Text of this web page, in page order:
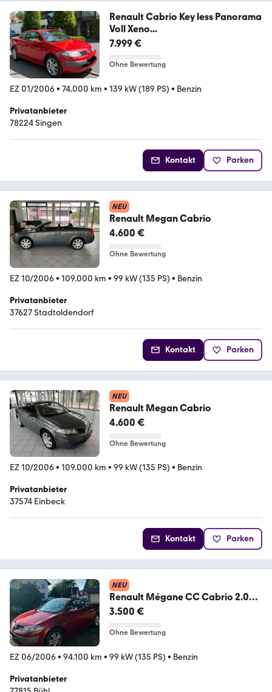
Renault Cabrio Key less Panorama
Voll Xeno...
7.999 €
Ohne Bewertung
EZ 01/2006• 74.000 km • 139 kW (189 PS) • Benzin
Privatanbieter
78224 Singen
Kontakt Parken
NEU
Renault Megan Cabrio
4.600 €
Ohne Bewertung
EZ 10/2006• 109.000 km • 99 kW (135 PS) • Benzin
Privatanbieter
37627 Stadtoldendorf
Kontakt Parken
NEU
Renault Megan Cabrio
4.600 €
Ohne Bewertung
EZ 10/2006• 109.000 km • 99 kW (135 PS) • Benzin
Privatanbieter
37574 Einbeck
Kontakt Parken
NEU
Renault Mégane CC Cabrio 2.0
16V Hardtop
3.500 €
Ohne Bewertung
EZ 06/2006• 94.100 km • 99 kW (135 PS) • Benzin
Privatanbieter